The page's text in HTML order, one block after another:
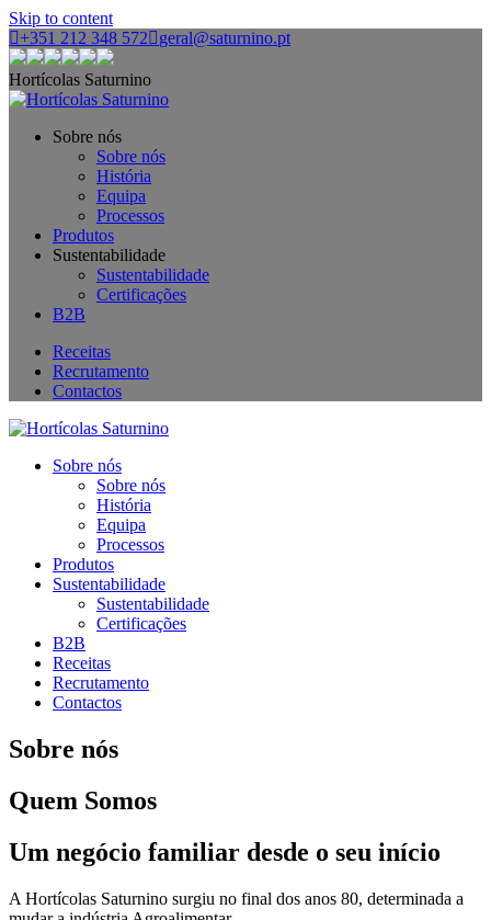
Skip to content
+351 212 348 572
geral@saturnino.pt
Hortícolas Saturnino
Sobre nós
Sobre nós
História
Equipa
Processos
Produtos
Sustentabilidade
Sustentabilidade
Certificações
B2B
Receitas
Recrutamento
Contactos
Sobre nós
Sobre nós
História
Equipa
Processos
Produtos
Sustentabilidade
Sustentabilidade
Certificações
B2B
Receitas
Recrutamento
Contactos
Sobre nós
Quem Somos
Um negócio familiar desde o seu início
A Hortícolas Saturnino surgiu no final dos anos 80, determinada a